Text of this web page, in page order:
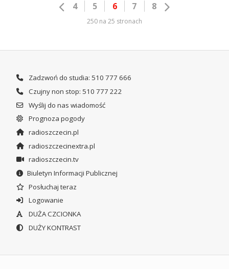
4 5 6 7 8
250 na 25 stronach
Zadzwoń do studia: 510 777 666
Czujny non stop: 510 777 222
Wyślij do nas wiadomość
Prognoza pogody
radioszczecin.pl
radioszczecinextra.pl
radioszczecin.tv
Biuletyn Informacji Publicznej
Posłuchaj teraz
Logowanie
DUŻA CZCIONKA
DUŻY KONTRAST